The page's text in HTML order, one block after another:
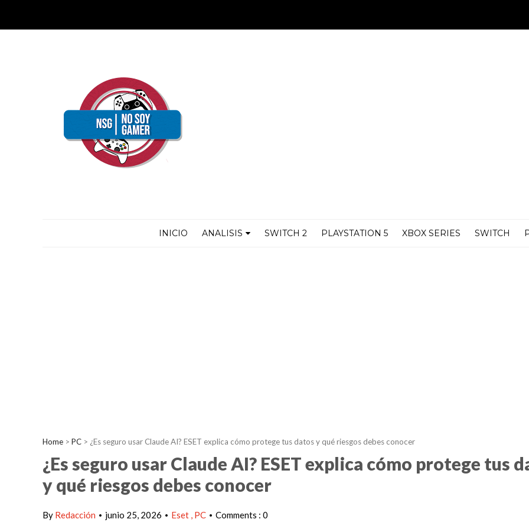
INICIO ANALISIS SWITCH 2 PLAYSTATION 5 XBOX SERIES SWITCH
Home > PC > ¿Es seguro usar Claude AI? ESET explica cómo protege tus datos y qué riesgos debes conocer
¿Es seguro usar Claude AI? ESET explica cómo protege tus
y qué riesgos debes conocer
By Redacción • junio 25, 2026 • Eset PC • Comments : 0